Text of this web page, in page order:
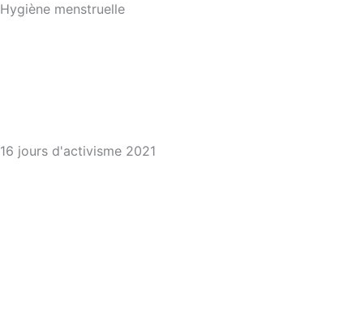
Hygiène menstruelle
16 jours d'activisme 2021